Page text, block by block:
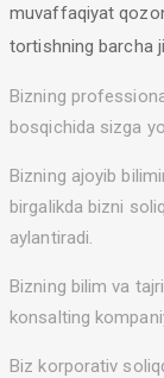
muvaffaqiyat
tortishning barcha
Bizning
bosqichida sizga
Bizning ajoyib
birgalikda bizni
aylantiradi.
Bizning bilim va
konsalting
Biz korporativ